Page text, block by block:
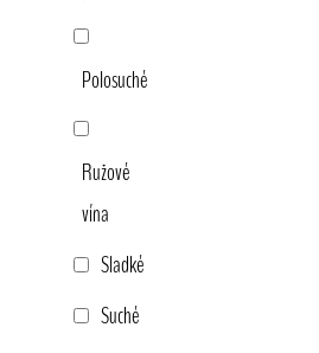
Polosuché
Ružové
vína
Sladké
Suché